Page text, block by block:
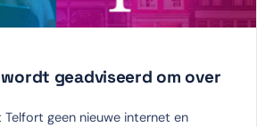
geadviseerd om over
Telfort geen nieuwe internet en